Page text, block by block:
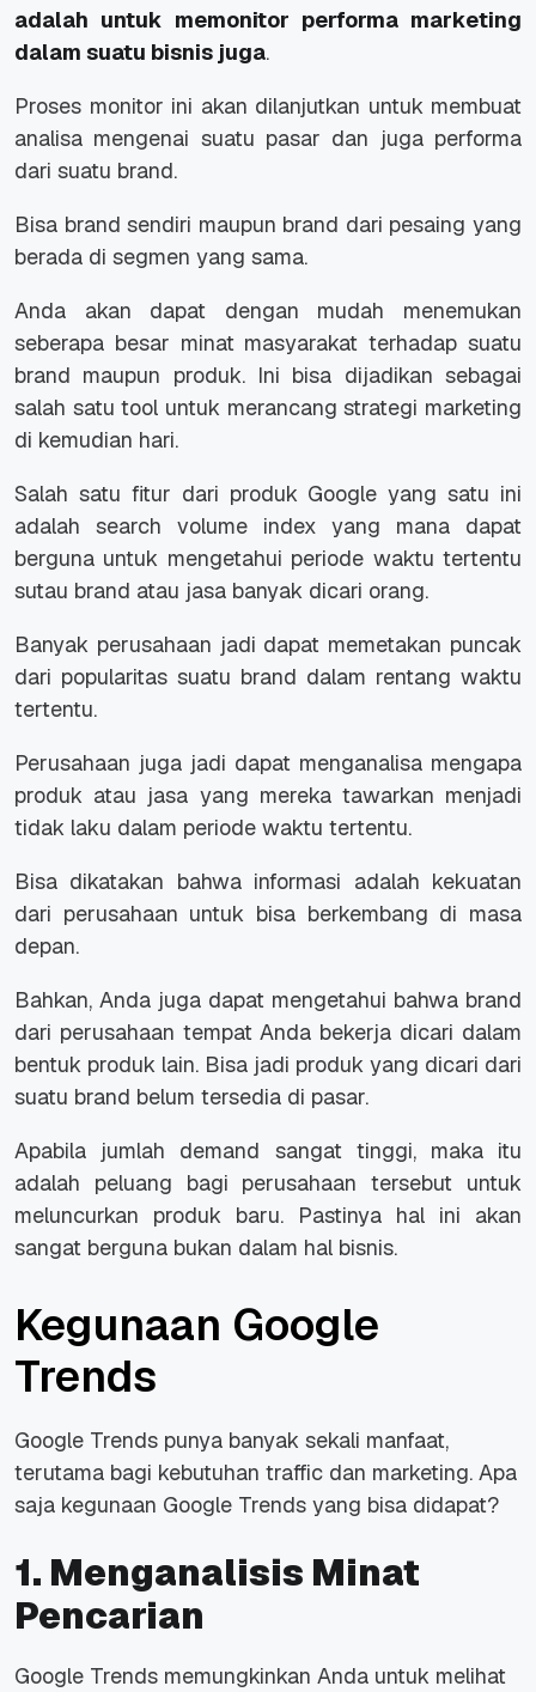
adalah untuk memonitor performa marketing
dalam suatu bisnis juga.
Proses monitor ini akan dilanjutkan untuk membuat
analisa mengenai suatu pasar dan juga performa
dari suatu brand.
Bisa brand sendiri maupun brand dari pesaing yang
berada di segmen yang sama.
Anda akan dapat dengan mudah menemukan
seberapa besar minat masyarakat terhadap suatu
brand maupun produk. Ini bisa dijadikan sebagai
salah satu tool untuk merancang strategi marketing
di kemudian hari.
Salah satu fitur dari produk Google yang satu ini
adalah search volume index yang mana dapat
berguna untuk mengetahui periode waktu tertentu
sutau brand atau jasa banyak dicari orang.
Banyak perusahaan jadi dapat memetakan puncak
dari popularitas suatu brand dalam rentang waktu
tertentu.
Perusahaan juga jadi dapat menganalisa mengapa
produk atau jasa yang mereka tawarkan menjadi
tidak laku dalam periode waktu tertentu.
Bisa dikatakan bahwa informasi adalah kekuatan
dari perusahaan untuk bisa berkembang di masa
depan.
Bahkan, Anda juga dapat mengetahui bahwa brand
dari perusahaan tempat Anda bekerja dicari dalam
bentuk produk lain. Bisa jadi produk yang dicari dari
suatu brand belum tersedia di pasar.
Apabila jumlah demand sangat tinggi, maka itu
adalah peluang bagi perusahaan tersebut untuk
meluncurkan produk baru. Pastinya hal ini akan
sangat berguna bukan dalam hal bisnis.
Kegunaan Google
Trends
Google Trends punya banyak sekali manfaat,
terutama bagi kebutuhan traffic dan marketing. Apa
saja kegunaan Google Trends yang bisa didapat?
1. Menganalisis Minat
Pencarian
Google Trends memungkinkan Anda untuk melihat